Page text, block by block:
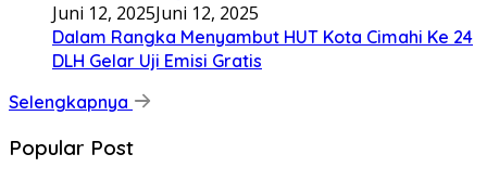
Juni 12, 2025Juni 12, 2025
Dalam Rangka Menyambut HUT Kota Cimahi Ke 24
DLH Gelar Uji Emisi Gratis
Selengkapnya
Popular Post